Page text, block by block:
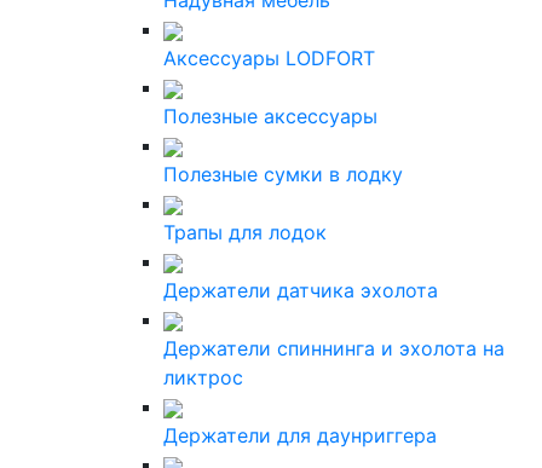
Аксессуары LODFORT
Полезные аксессуары
Полезные сумки в лодку
Трапы для лодок
Держатели датчика эхолота
Держатели спиннинга и эхолота на
ликтрос
Держатели для даунриггера